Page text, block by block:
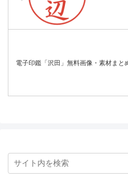
電子印鑑「沢田」無料画像・素材まと